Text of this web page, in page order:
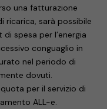
una fatturazione
ricarica, sarà possibile
spesa per l’energia
conguaglio in
nel periodo di
dovuti.
per il servizio di
ALL-e.